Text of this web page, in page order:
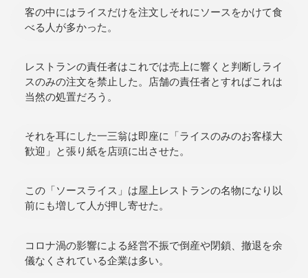
客の中にはライスだけを注文しそれにソースをかけて食
べる人が多かった。
レストランの責任者はこれでは売上に響くと判断しライ
スのみの注文を禁止した。店舗の責任者とすればこれは
当然の処置だろう。
それを耳にした一三翁は即座に「ライスのみのお客様大
歓迎」と張り紙を店頭に出させた。
この「ソースライス」は屋上レストランの名物になり以
前にも増して人が押し寄せた。
コロナ渦の影響による経営不振で倒産や閉鎖、撤退を余
儀なくされている企業は多い。